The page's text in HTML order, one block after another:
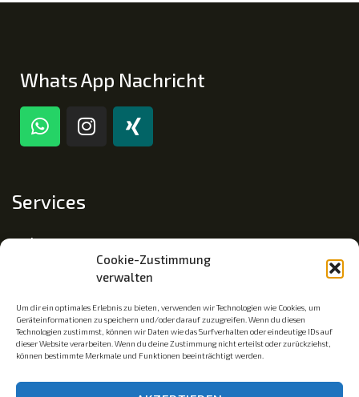
Cookie-Zustimmung
verwalten
Um dir ein optimales Erlebnis zu bieten, verwenden wir Technologien wie Cookies, um
Geräteinformationen zu speichern und/oder darauf zuzugreifen. Wenn du diesen
Technologien zustimmst, können wir Daten wie das Surfverhalten oder eindeutige IDs auf
dieser Website verarbeiten. Wenn du deine Zustimmung nicht erteilst oder zurückziehst,
können bestimmte Merkmale und Funktionen beeinträchtigt werden.
Whats App Nachricht
Services
Impressum
Datenschutz
Mitgliedschaft
Mitglied im Fachverband Traumapädagogik e.V.